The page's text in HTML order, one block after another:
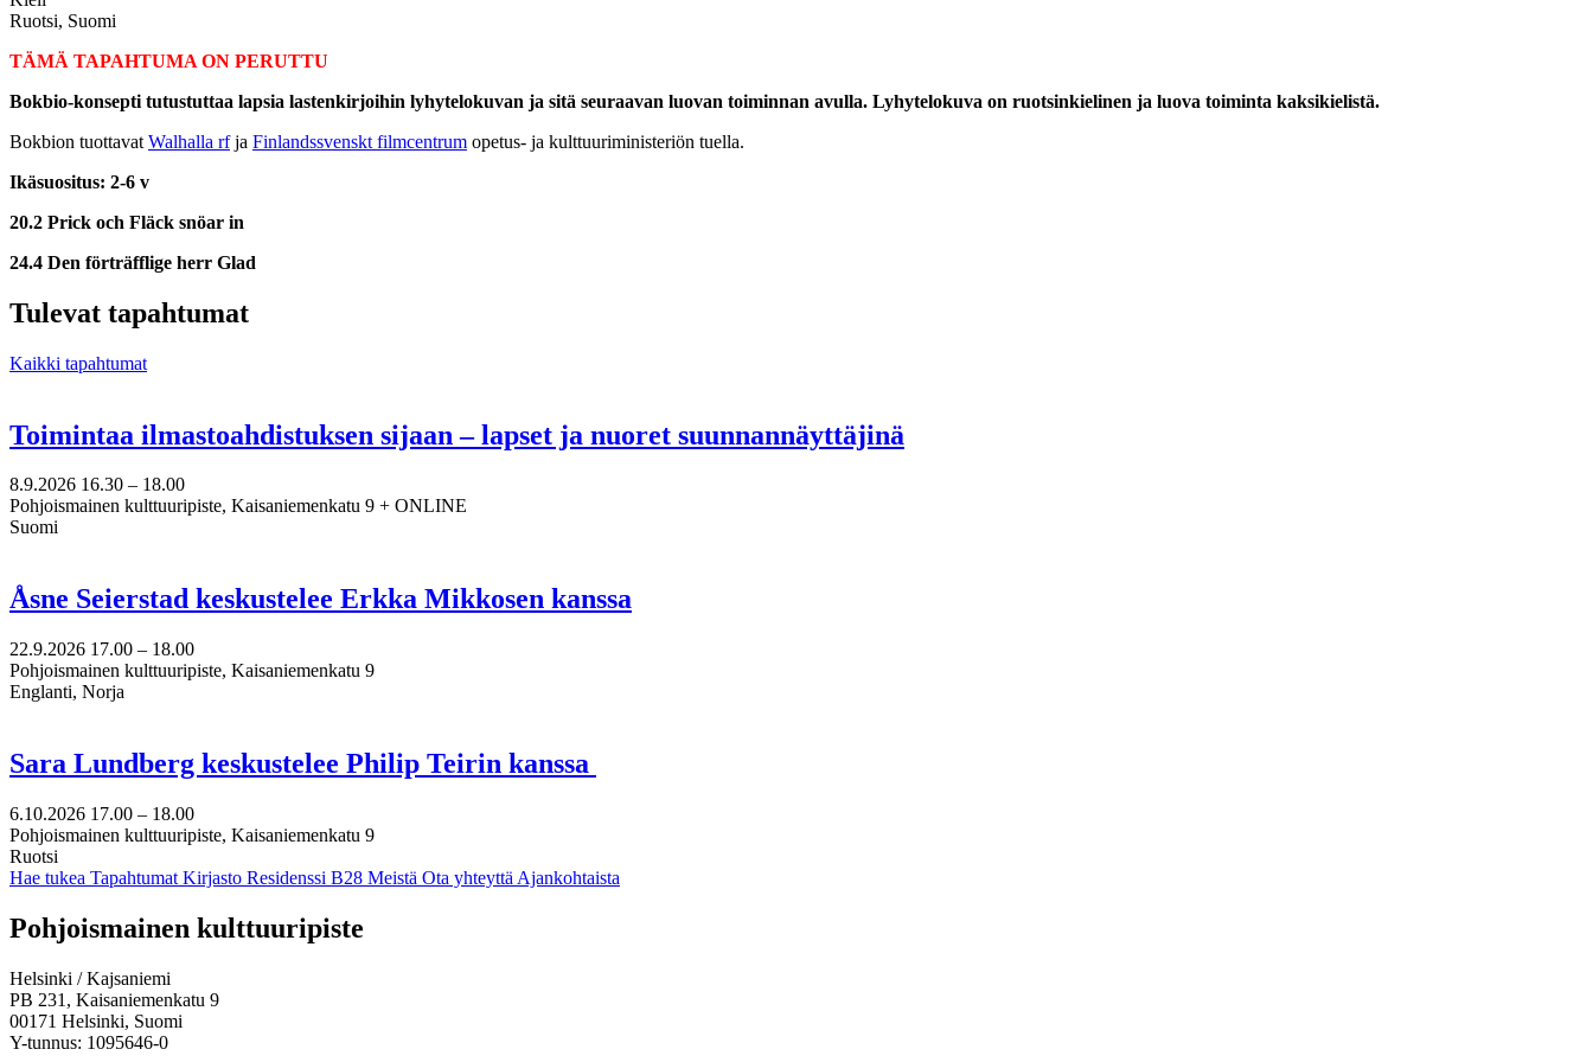
Ruotsi, Suomi
TÄMÄ TAPAHTUMA ON PERUTTU
Bokbio-konsepti tutustuttaa lapsia lastenkirjoihin lyhytelokuvan ja sitä seuraavan luovan toiminnan avulla. Lyhytelokuva on ruotsinkielinen ja luova toiminta kaksikielistä.
Bokbion tuottavat Walhalla rfja Finlandssvenskt filmcentrum opetus- ja kulttuuriministeriön tuella.
Ikäsuositus: 2-6 v
20.2 Prick och Fläck snöar in
24.4 Den förträfflige herr Glad
Tulevat tapahtumat
Kaikki tapahtumat
Toimintaa ilmastoahdistuksen sijaan – lapset ja nuoret suunnannäyttäjinä
8.9.2026 16.30 – 18.00
Pohjoismainen kulttuuripiste, Kaisaniemenkatu 9 + ONLINE
Suomi
Åsne Seierstad keskustelee Erkka Mikkosen kanssa
22.9.2026 17.00 – 18.00
Pohjoismainen kulttuuripiste, Kaisaniemenkatu 9
Englanti, Norja
Sara Lundberg keskustelee Philip Teirin kanssa
6.10.2026 17.00 – 18.00
Pohjoismainen kulttuuripiste, Kaisaniemenkatu 9
Ruotsi
Hae tukea Tapahtumat Kirjasto Residenssi B28 Meistä Ota yhteyttä Ajankohtaista
Facebook:
Avataan
välilehteen
Instagram:
Avataan
välilehteen
TikTok:
Avataan
välilehteen
Youtube:
Avataan
välilehteen
Vimeo:
Avataan
välilehteen
Pohjoismainen kulttuuripiste
Helsinki / Kajsaniemi
PB 231, Kaisaniemenkatu 9
00171 Helsinki, Suomi
Y-tunnus: 1095646-0